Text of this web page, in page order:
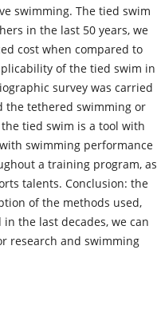
swimming. The tied swim
in the last 50 years, we
cost when compared to
of the tied swim in
survey was carried
the tethered swimming or
tied swim is a tool with
swimming performance
a training program, as
talents. Conclusion: the
of the methods used,
the last decades, we can
research and swimming